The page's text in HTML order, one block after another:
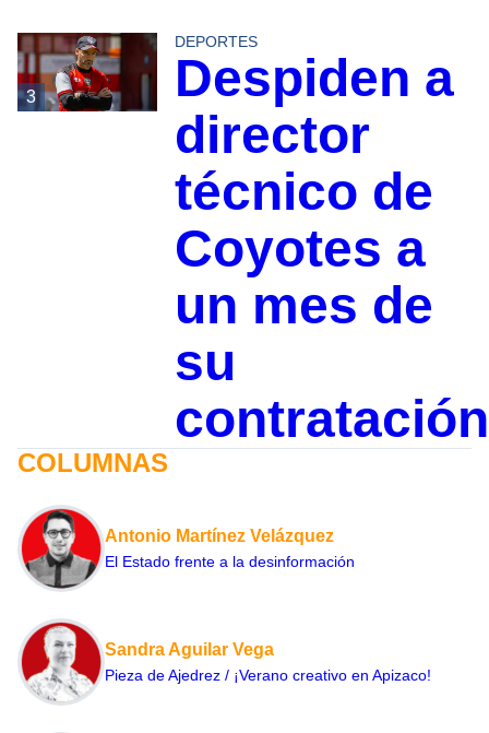
3
DEPORTES
Despiden a
director
técnico de
Coyotes a
un mes de
su
contratación
COLUMNAS
Antonio Martínez Velázquez
El Estado frente a la desinformación
Sandra Aguilar Vega
Pieza de Ajedrez / ¡Verano creativo en Apizaco!